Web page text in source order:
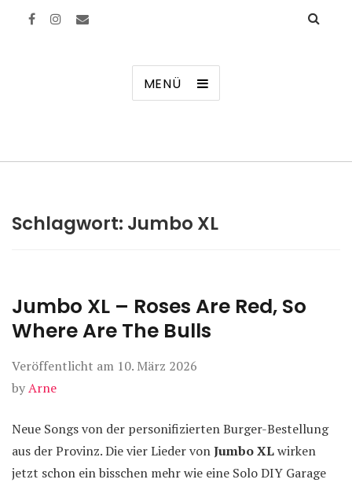
MENÜ
Schlagwort: Jumbo XL
Jumbo XL – Roses Are Red, So
Where Are The Bulls
Veröffentlicht am 10. März 2026
byArne
Neue Songs von der personifizierten Burger-Bestellung
aus der Provinz. Die vier Lieder vonJumbo XLwirken
jetzt schon ein bisschen mehr wie eine Solo DIY Garage